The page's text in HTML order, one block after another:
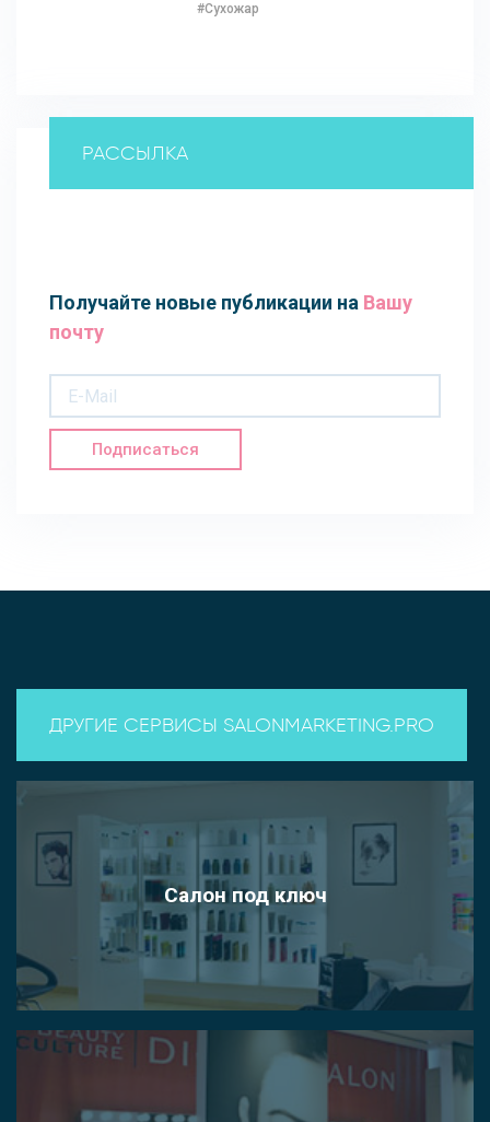
#Сухожар
РАССЫЛКА
Получайте новые публикации на Вашу
почту
Подписаться
ДРУГИЕ СЕРВИСЫ SALONMARKETING.PRO
Салон под ключ